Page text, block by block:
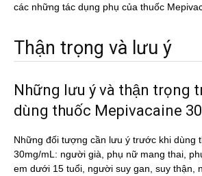
các những tác dụng phụ của thuốc
Thận trọng và lưu ý
Những lưu ý và thận trọng
dùng thuốc Mepivacaine
Những đối tượng cần lưu ý trước khi dùng
30mg/mL: người già, phụ nữ mang thai,
em dưới 15 tuổi, người suy gan, suy thận,